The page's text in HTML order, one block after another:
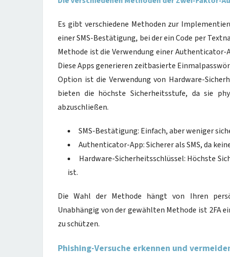
Es gibt verschiedene Methoden zur
einer SMS-Bestätigung, bei der ein Code per
Methode ist die Verwendung einer
Diese Apps generieren zeitbasierte
Option ist die Verwendung von Hardware-
bieten die höchste Sicherheitsstufe, da sie
abzuschließen.
SMS-Bestätigung: Einfach, aber weniger
Authenticator-App: Sicherer als SMS, da
Hardware-Sicherheitsschlüssel: Höchste
ist.
Die Wahl der Methode hängt von Ihren
Unabhängig von der gewählten Methode ist
zu schützen.
Phishing-Versuche erkennen und